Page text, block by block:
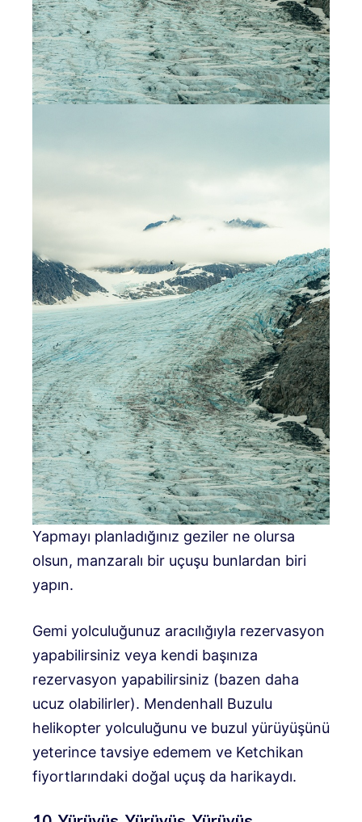
Yapmayı planladığınız geziler ne olursa
olsun, manzaralı bir uçuşu bunlardan biri
yapın.
Gemi yolculuğunuz aracılığıyla rezervasyon
yapabilirsiniz veya kendi başınıza
rezervasyon yapabilirsiniz (bazen daha
ucuz olabilirler). Mendenhall Buzulu
helikopter yolculuğunu ve buzul yürüyüşünü
yeterince tavsiye edemem ve Ketchikan
fiyortlarındaki doğal uçuş da harikaydı.